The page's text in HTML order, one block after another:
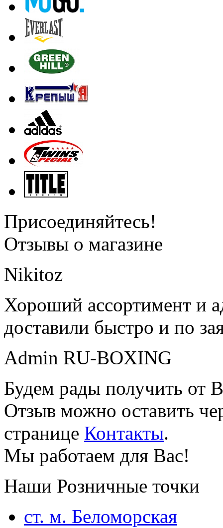
Присоединяйтесь!
Отзывы о магазине
Nikitoz
Хороший ассортимент и
доставили быстро и по
Admin RU-BOXING
Будем рады получить от
Отзыв можно оставить
странице Контакты.
Мы работаем для Вас!
Наши Розничные точки
ст. м. Беломорская